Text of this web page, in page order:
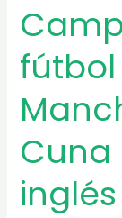
Cuna
inglés